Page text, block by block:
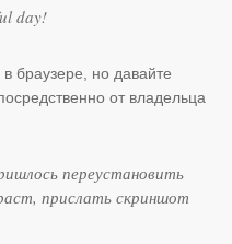
day!
браузере, но давайте
от владельца
переустановить
прислать скриншот